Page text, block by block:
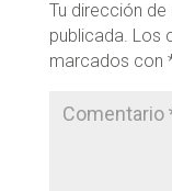
Tu dirección
publicada. Los
marcados con